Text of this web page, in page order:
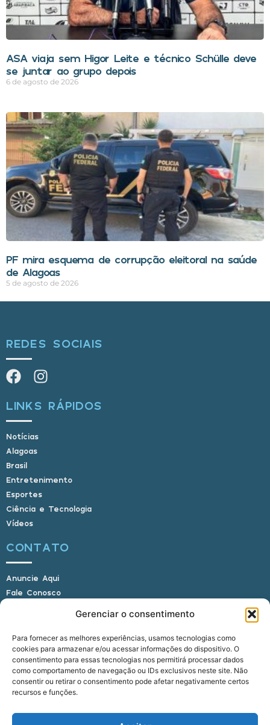
Gerenciar o consentimento
Para fornecer as melhores experiências, usamos tecnologias como
cookies para armazenar e/ou acessar informações do dispositivo. O
consentimento para essas tecnologias nos permitirá processar dados
como comportamento de navegação ou IDs exclusivos neste site. Não
consentir ou retirar o consentimento pode afetar negativamente certos
recursos e funções.
ASA viaja sem Higor Leite e técnico Schülle deve
se juntar ao grupo depois
6 de agosto de 2026
PF mira esquema de corrupção eleitoral na saúde
de Alagoas
5 de agosto de 2026
REDES SOCIAIS
LINKS RÁPIDOS
Notícias
Alagoas
Brasil
Entretenimento
Esportes
Ciência e Tecnologia
Vídeos
CONTATO
Anuncie Aqui
Fale Conosco
E-mail: alagoasbrasilnoticias@gmail.com
Telefone: (82) 9 9691-0391 (Whatsapp)
Responsável Técnico: Crysthyan Carlos
Rua do Sau - Centro - Anadia - AL - CEP: